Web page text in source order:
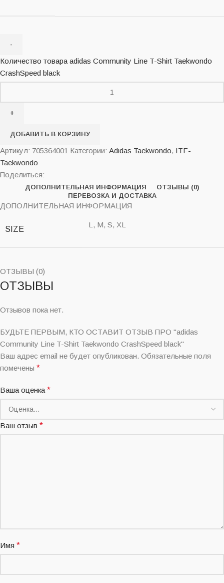
Количество товара adidas Community Line T-Shirt Taekwondo
CrashSpeed black
ДОБАВИТЬ В КОРЗИНУ
Артикул: 705364001 Категории: Adidas Taekwondo, ITF-
Taekwondo
Поделиться:
ДОПОЛНИТЕЛЬНАЯ ИНФОРМАЦИЯ
ОТЗЫВЫ (0)
ПЕРЕВОЗКА И ДОСТАВКА
ДОПОЛНИТЕЛЬНАЯ ИНФОРМАЦИЯ
SIZE
L, M, S, XL
ОТЗЫВЫ (0)
ОТЗЫВЫ
Отзывов пока нет.
БУДЬТЕ ПЕРВЫМ, КТО ОСТАВИТ ОТЗЫВ ПРО "adidas
Community Line T-Shirt Taekwondo CrashSpeed black"
Ваш адрес email не будет опубликован. Обязательные поля
помечены *
Ваша оценка *
Ваш отзыв *
Имя *